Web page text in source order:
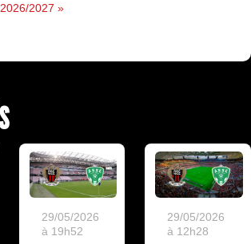
2027 »
29/05/2026
à 19h52
29/05/2026
à 12h28